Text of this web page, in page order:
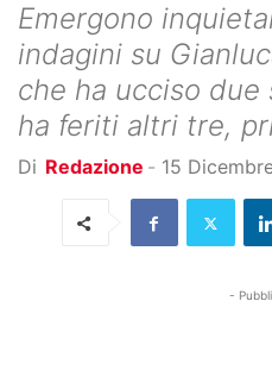
Emergono
indagini su
che ha ucciso due
ha feriti altri tre,
Di Redazione - 15
-